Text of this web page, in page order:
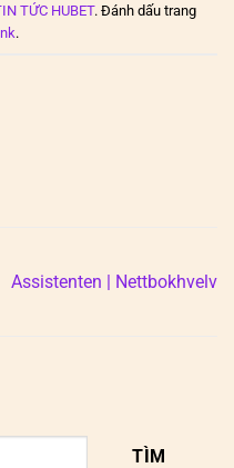
TỨC HUBET. Đánh dấu trang
.
Assistenten | Nettbokhvelv
TÌM